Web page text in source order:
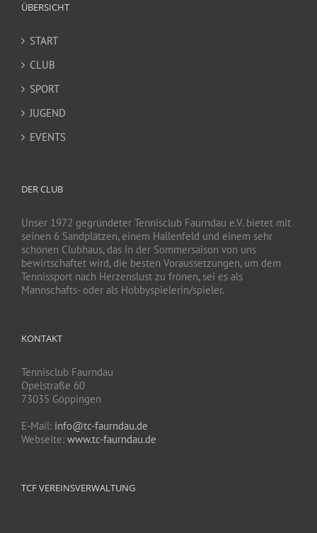
ÜBERSICHT
START
CLUB
SPORT
JUGEND
EVENTS
DER CLUB
Unser 1972 gegründeter Tennisclub Faurndau e.V. bietet mit
seinen 6 Sandplätzen, einem Hallenfeld und einem sehr
schönen Clubhaus, das in der Sommersaison von uns
bewirtschaftet wird, die besten Voraussetzungen, um dem
Tennissport nach Herzenslust zu frönen, sei es als
Mannschafts- oder als Hobbyspielerin/spieler.
KONTAKT
Tennisclub Faurndau
Opelstraße 60
73035 Göppingen
E-Mail: info@tc-faurndau.de
Webseite: www.tc-faurndau.de
TCF VEREINSVERWALTUNG